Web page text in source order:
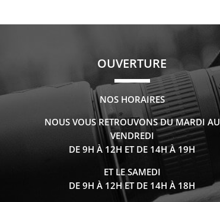
OUVERTURE
NOS HORAIRES
NOUS VOUS RETROUVONS DU MARDI AU
VENDREDI
DE 9H À 12H ET DE 14H À 19H
ET LE SAMEDI
DE 9H À 12H ET DE 14H À 18H